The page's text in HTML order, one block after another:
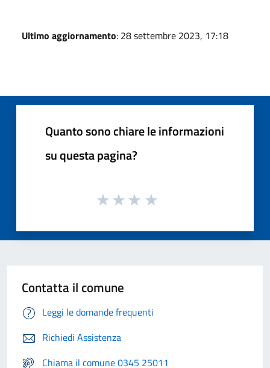
Ultimo aggiornamento: 28 settembre 2023, 17:18
Quanto sono chiare le informazioni
su questa pagina?
Contatta il comune
Leggi le domande frequenti
Richiedi Assistenza
Chiama il comune 0345 25011